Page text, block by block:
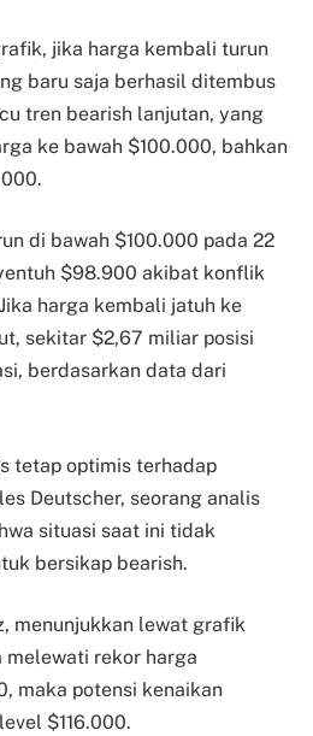
jika harga kembali turun
baru saja berhasil ditembus
tren bearish lanjutan, yang
ke bawah $100.000, bahkan
di bawah $100.000 pada 22
$98.900 akibat konflik
harga kembali jatuh ke
sekitar $2,67 miliar posisi
berdasarkan data dari
tetap optimis terhadap
Deutscher, seorang analis
situasi saat ini tidak
bersikap bearish.
menunjukkan lewat grafik
melewati rekor harga
maka potensi kenaikan
$116.000.